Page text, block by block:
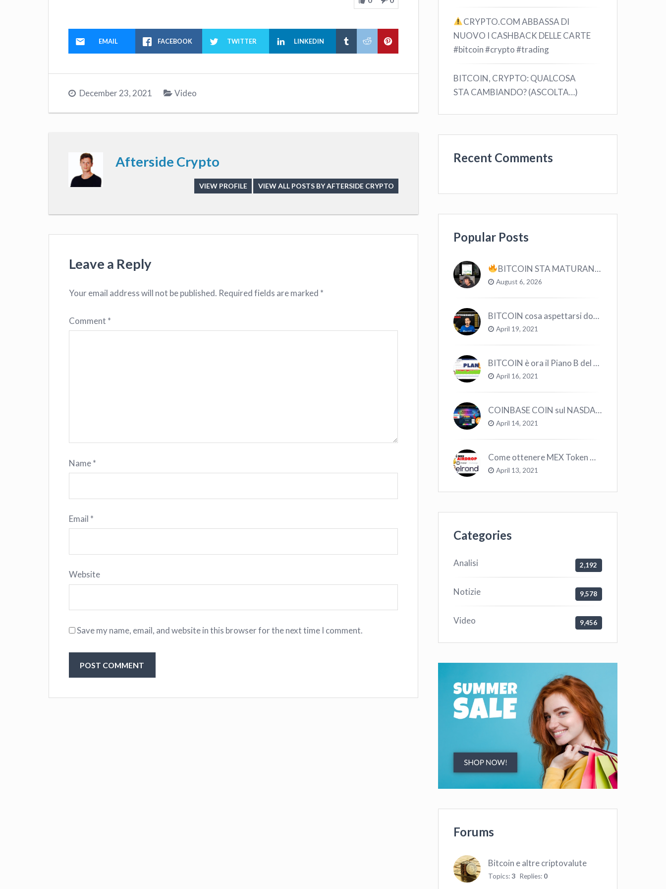
EMAIL FACEBOOK TWITTER LINKEDIN
December 23, 2021 Video
Afterside Crypto
VIEW PROFILE VIEW ALL POSTS BY AFTERSIDE CRYPTO
Leave a Reply
Your email address will not be published. Required fields are marked *
Comment *
Name*
Email *
Website
Save my name, email, and website in this browser for the next time I comment.
CRYPTO.COM ABBASSA DI
NUOVO I CASHBACK DELLE CARTE
#bitcoin #crypto #trading
BITCOIN, CRYPTO: QUALCOSA
STA CAMBIANDO? (ASCOLTA…)
Recent Comments
Popular Posts
BITCOIN STA MATURANDO? #bitcoin #crypto #trading
August 6, 2026
BITCOIN cosa aspettarsi dopo il “Crollo”? – CryptoMonday NEWS w16/’21
April 19, 2021
BITCOIN è ora il Piano B del Mondo
April 16, 2021
COINBASE COIN sul NASDAQ e le CRYPTO volano!
April 14, 2021
Come ottenere MEX Token GRATIS su Elrond ?
April 13, 2021
Categories
Analisi 2,192
Notizie 9,578
Video 9,456
Forums
Bitcoin e altre criptovalute
Topics:3 Replies: 0